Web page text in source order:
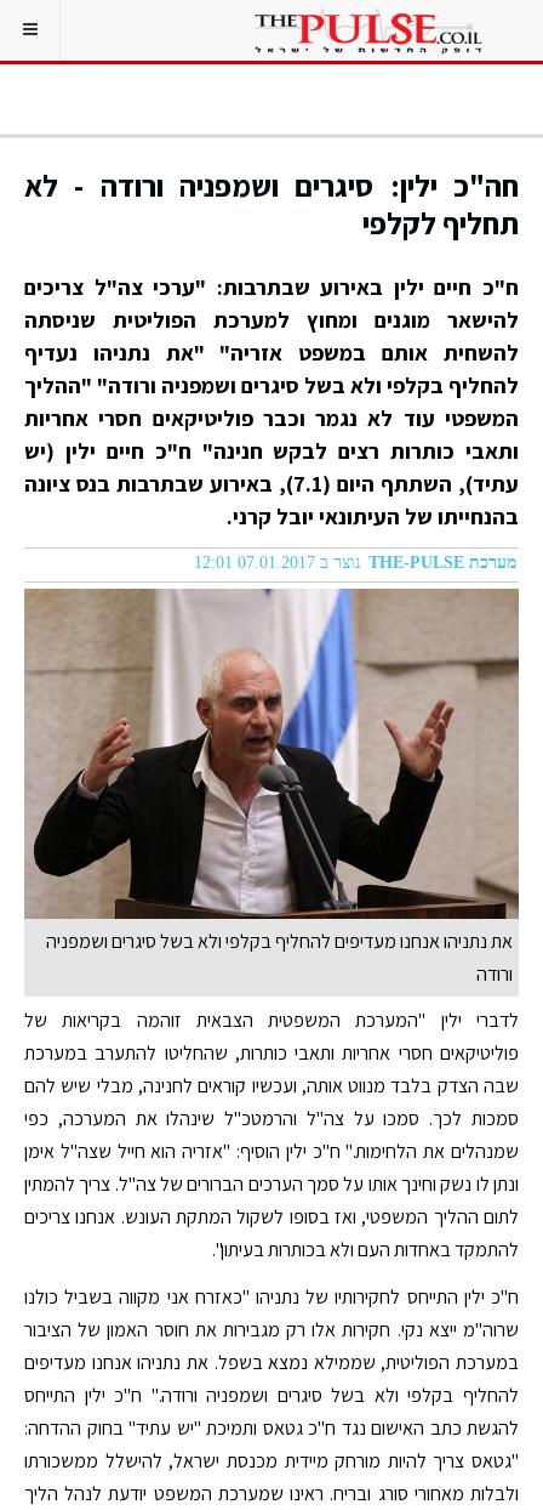
חה"כ ילין: סיגרים ושמפניה ורודה - לא
תחליף לקלפי
ח"כ חיים ילין באירוע שבתרבות: "ערכי צה"ל צריכים
להישאר מוגנים ומחוץ למערכת הפוליטית שניסתה
להשחית אותם במשפט אזריה" "את נתניהו נעדיף
להחליף בקלפי ולא בשל סיגרים ושמפניה ורודה" "ההליך
המשפטי עוד לא נגמר וכבר פוליטיקאים חסרי אחריות
ותאבי כותרות רצים לבקש חנינה" ח"כ חיים ילין (יש
עתיד), השתתף היום (7.1), באירוע שבתרבות בנס ציונה
בהנחייתו של העיתונאי יובל קרני.
מערכת THE-PULSE נוצר ב 07.01.2017 12:01
את נתניהו אנחנו מעדיפים להחליף בקלפי ולא בשל סיגרים ושמפניה
ורודה
לדברי ילין "המערכת המשפטית הצבאית זוהמה בקריאות של
פוליטיקאים חסרי אחריות ותאבי כותרות, שהחליטו להתערב במערכת
שבה הצדק בלבד מנווט אותה, ועכשיו קוראים לחנינה, מבלי שיש להם
סמכות לכך. סמכו על צה"ל והרמטכ"ל שינהלו את המערכה, כפי
שמנהלים את הלחימות." ח"כ ילין הוסיף: "אזריה הוא חייל שצה"ל אימן
ונתן לו נשק וחינך אותו על סמך הערכים הברורים של צה"ל. צריך להמתין
לתום ההליך המשפטי, ואז בסופו לשקול המתקת העונש. אנחנו צריכים
להתמקד באחדות העם ולא בכותרות בעיתון".
ח"כ ילין התייחס לחקירותיו של נתניהו "כאזרח אני מקווה בשביל כולנו
שרוה"מ ייצא נקי. חקירות אלו רק מגבירות את חוסר האמון של הציבור
במערכת הפוליטית, שממילא נמצא בשפל. את נתניהו אנחנו מעדיפים
להחליף בקלפי ולא בשל סיגרים ושמפניה ורודה." ח"כ ילין התייחס
להגשת כתב האישום נגד ח"כ גטאס ותמיכת "יש עתיד" בחוק ההדחה:
"גטאס צריך להיות מורחק מיידית מכנסת ישראל, להישלל ממשכורתו
ולבלות מאחורי סורג ובריח. ראינו שמערכת המשפט יודעת לנהל הליך